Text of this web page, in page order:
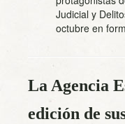
Judicial y
octubre en
La Agencia
edición de